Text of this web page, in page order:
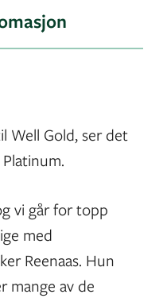
Well Gold, ser det
vi går for topp
med
Reenaas. Hun
mange av de